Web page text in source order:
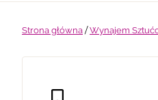
Strona główna /Wynajem